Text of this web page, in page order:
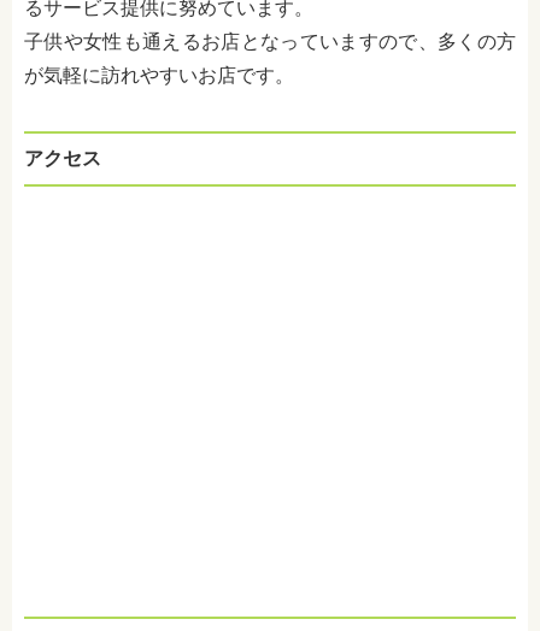
るサービス提供に努めています。
子供や女性も通えるお店となっていますので、多くの方
が気軽に訪れやすいお店です。
アクセス